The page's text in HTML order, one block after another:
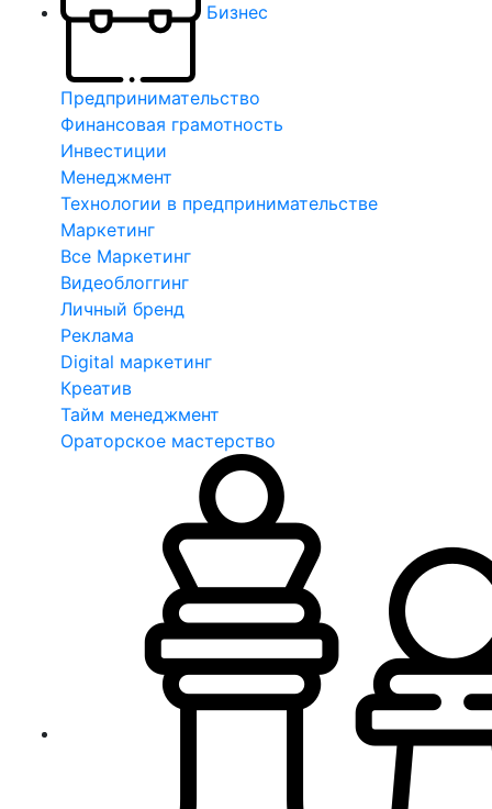
Бизнес
Предпринимательство
Финансовая грамотность
Инвестиции
Менеджмент
Технологии в предпринимательстве
Маркетинг
Все Маркетинг
Видеоблоггинг
Личный бренд
Реклама
Digital маркетинг
Креатив
Тайм менеджмент
Ораторское мастерство